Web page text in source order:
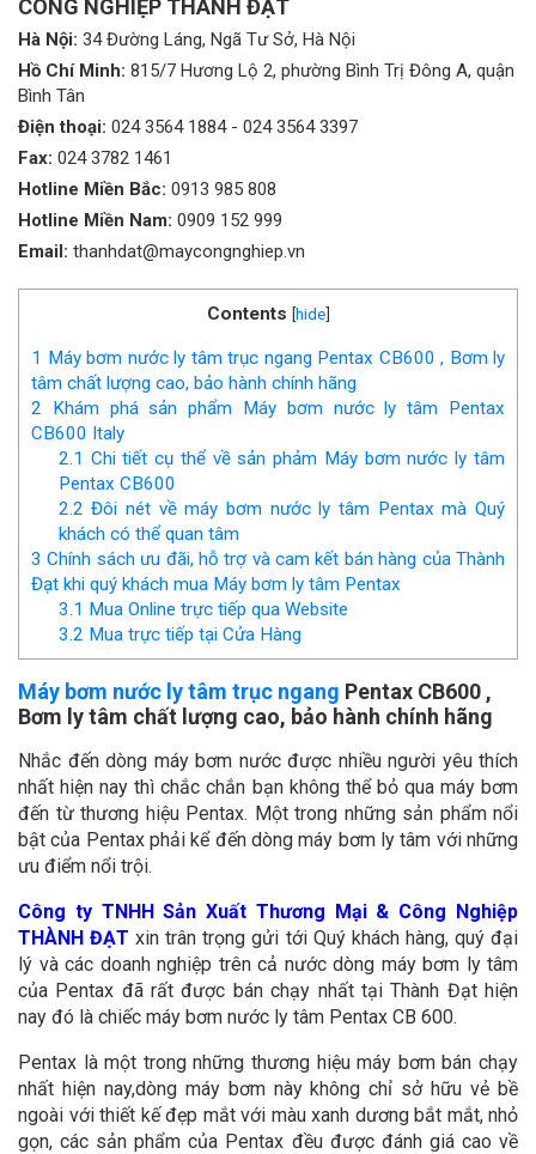
CÔNG NGHIỆP THÀNH ĐẠT
Hà Nội: 34 Đường Láng, Ngã Tư Sở, Hà Nội
Hồ Chí Minh: 815/7 Hương Lộ 2, phường Bình Trị Đông A, quận
Bình Tân
Điện thoại: 024 3564 1884- 024 3564 3397
Fax: 024 3782 1461
Hotline Miền Bắc: 0913 985 808
Hotline Miền Nam: 0909 152 999
Email: thanhdat@maycongnghiep.vn
Contents [hide]
1 Máy bơm nước ly tâm trục ngang Pentax CB600 , Bơm ly
tâm chất lượng cao, bảo hành chính hãng
2
Khám phá sản phẩm Máy bơm nước ly tâm Pentax
CB600 Italy
2.1 Chi tiết cụ thể về sản phảm Máy bơm nước ly tâm
Pentax CB600
2.2 Đôi nét về máy bơm nước ly tâm Pentax mà Quý
khách có thể quan tâm
3 Chính sách ưu đãi, hỗ trợ và cam kết bán hàng của Thành
Đạt khi quý khách mua Máy bơm ly tâm Pentax
3.1 Mua Online trực tiếp qua Website
3.2 Mua trực tiếp tại Cửa Hàng
Máy bơm nước ly tâm trục ngang Pentax CB600 ,
Bơm ly tâm chất lượng cao, bảo hành chính hãng
Nhắc đến dòng máy bơm nước được nhiều người yêu thích
nhất hiện nay thì chắc chắn bạn không thể bỏ qua máy bơm
đến từ thương hiệu Pentax. Một trong những sản phẩm nổi
bật của Pentax phải kể đến dòng máy bơm ly tâm với những
ưu điểm nổi trội.
Công ty TNHH Sản Xuất Thương Mại & Công Nghiệp
THÀNH ĐẠT xin trân trọng gửi tới Quý khách hàng, quý đại
lý và các doanh nghiệp trên cả nước dòng máy bơm ly tâm
của Pentax đã rất được bán chạy nhất tại Thành Đạt hiện
nay đó là chiếc máy bơm nước ly tâm Pentax CB 600.
Pentax là một trong những thương hiệu máy bơm bán chạy
nhất hiện nay,dòng máy bơm này không chỉ sở hữu vẻ bề
ngoài với thiết kế đẹp mắt với màu xanh dương bắt mắt, nhỏ
gọn, các sản phẩm của Pentax đều được đánh giá cao về